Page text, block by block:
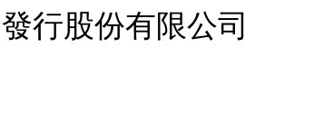
行股份有限公司